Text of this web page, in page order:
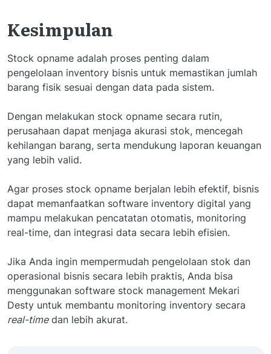
Kesimpulan
Stock opname adalah proses penting dalam
pengelolaan inventory bisnis untuk memastikan jumlah
barang fisik sesuai dengan data pada sistem.
Dengan melakukan stock opname secara rutin,
perusahaan dapat menjaga akurasi stok, mencegah
kehilangan barang, serta mendukung laporan keuangan
yang lebih valid.
Agar proses stock opname berjalan lebih efektif, bisnis
dapat memanfaatkan software inventory digital yang
mampu melakukan pencatatan otomatis, monitoring
real-time, dan integrasi data secara lebih efisien.
Jika Anda ingin mempermudah pengelolaan stok dan
operasional bisnis secara lebih praktis, Anda bisa
menggunakan software stock management Mekari
Desty untuk membantu monitoring inventory secara
real-timedan lebih akurat.